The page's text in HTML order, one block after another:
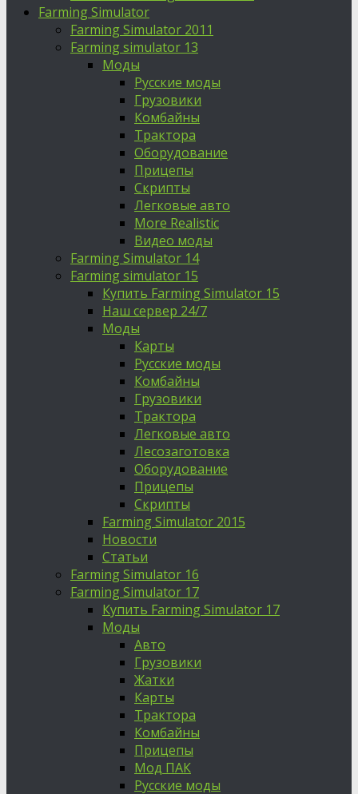
Farming Simulator
Farming Simulator 2011
Farming simulator 13
Моды
Русские моды
Грузовики
Комбайны
Трактора
Оборудование
Прицепы
Скрипты
Легковые авто
More Realistic
Видео моды
Farming Simulator 14
Farming simulator 15
Купить Farming Simulator 15
Наш сервер 24/7
Моды
Карты
Русские моды
Комбайны
Грузовики
Трактора
Легковые авто
Лесозаготовка
Оборудование
Прицепы
Скрипты
Farming Simulator 2015
Новости
Статьи
Farming Simulator 16
Farming Simulator 17
Купить Farming Simulator 17
Моды
Авто
Грузовики
Жатки
Карты
Трактора
Комбайны
Прицепы
Мод ПАК
Русские моды